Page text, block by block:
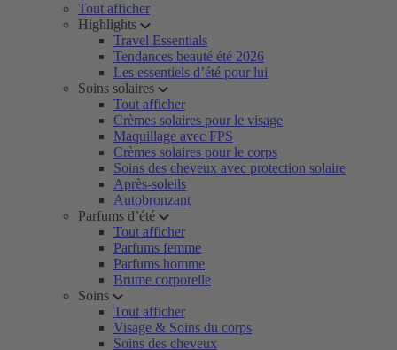
Tout afficher
Highlights
Travel Essentials
Tendances beauté été 2026
Les essentiels d’été pour lui
Soins solaires
Tout afficher
Crèmes solaires pour le visage
Maquillage avec FPS
Crèmes solaires pour le corps
Soins des cheveux avec protection solaire
Après-soleils
Autobronzant
Parfums d’été
Tout afficher
Parfums femme
Parfums homme
Brume corporelle
Soins
Tout afficher
Visage & Soins du corps
Soins des cheveux